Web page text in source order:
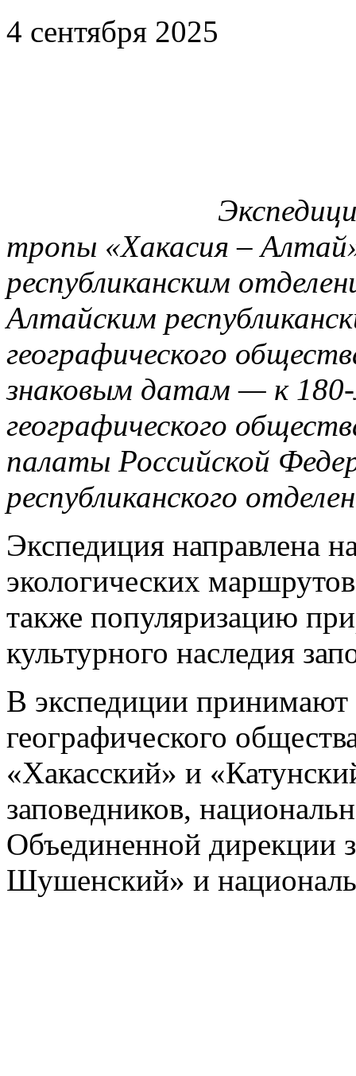
4 сентября 2025
тропы «Хакасия –
республиканским
Алтайским
географического
знаковым датам — к
географического
палаты Российской
республиканского
Экспедиция направлена
экологических
также популяризацию
культурного наследия
В экспедиции принимают
географического
«Хакасский» и
заповедников,
Объединенной дирекции
Шушенский» и